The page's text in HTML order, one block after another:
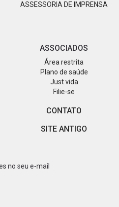
ASSESSORIA DE IMPRENSA
ASSOCIADOS
Área restrita
Plano de saúde
Just vida
Filie-se
CONTATO
SITE ANTIGO
no seu e-mail